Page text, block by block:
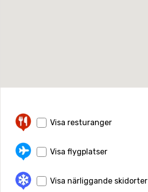
Visa resturanger
Visa flygplatser
Visa närliggande skidorter